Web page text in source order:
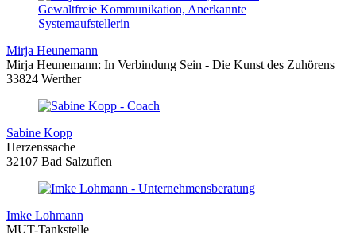
Mirja Heunemann
Mirja Heunemann: In Verbindung Sein - Die Kunst des Zuhörens
33824 Werther
Sabine Kopp
Herzenssache
32107 Bad Salzuflen
Imke Lohmann
MUT-Tankstelle